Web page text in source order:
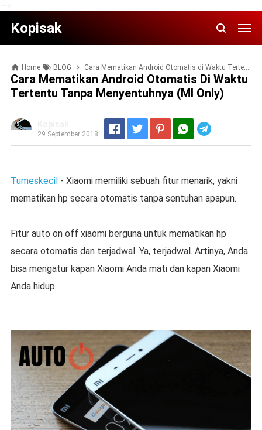
Kopisak
Home BLOG Cara Mematikan Android Otomatis di Waktu Tertentu Tanpa Menyentuhnya (MI Only)
Cara Mematikan Android Otomatis Di Waktu
Tertentu Tanpa Menyentuhnya (MI Only)
29 September 2018
Tumeskecil- Xiaomi memiliki sebuah fitur menarik, yakni
mematikan hp secara otomatis tanpa sentuhan apapun.
Fitur auto on off xiaomi berguna untuk mematikan hp
secara otomatis dan terjadwal. Ya, terjadwal. Artinya, Anda
bisa mengatur kapan Xiaomi Anda mati dan kapan Xiaomi
Anda hidup.